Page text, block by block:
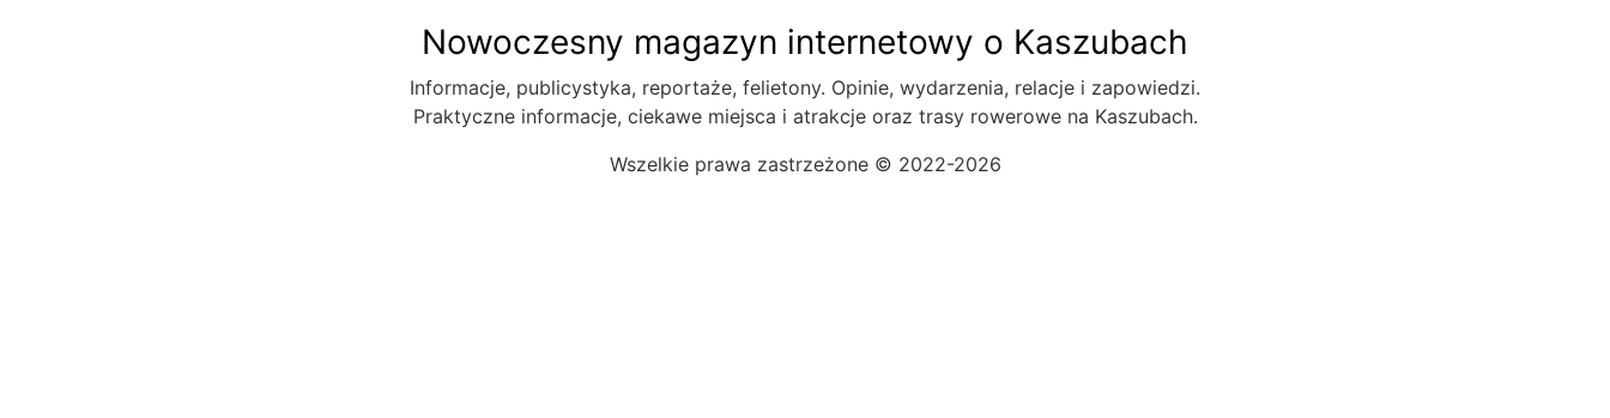
Nowoczesny magazyn internetowy o Kaszubach
Informacje, publicystyka, reportaże, felietony. Opinie, wydarzenia, relacje i zapowiedzi.
Praktyczne informacje, ciekawe miejsca i atrakcje oraz trasy rowerowe na Kaszubach.
Wszelkie prawa zastrzeżone © 2022-2026